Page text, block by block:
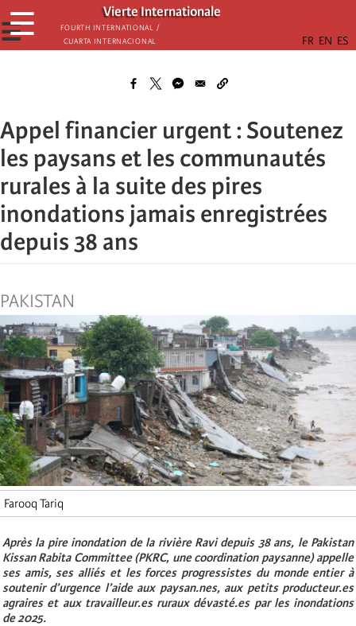
Skip
to
main
Vierte Internationale
Fourth International /
Cuarta Internacional
☰
☰
Appel financier urgent : Soutenez
les paysans et les communautés
rurales à la suite des pires
inondations jamais enregistrées
depuis 38 ans
PAKISTAN
Farooq Tariq
Après la pire inondation de la rivière Ravi depuis 38 ans, le Pakistan
Kissan Rabita Committee (PKRC, une coordination paysanne) appelle
ses amis, ses alliés et les forces progressistes du monde entier à
soutenir d’urgence l’aide aux paysan.nes, aux petits producteur.es
agraires et aux travailleur.es ruraux dévasté.es par les inondations
de 2025.